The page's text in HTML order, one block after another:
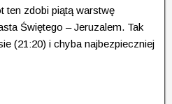
ten zdobi piątą warstwę
Świętego – Jeruzalem. Tak
(21:20) i chyba najbezpieczniej